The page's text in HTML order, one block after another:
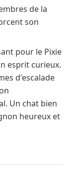
de la
son
pour le Pixie
esprit curieux.
d'escalade
Un chat bien
heureux et